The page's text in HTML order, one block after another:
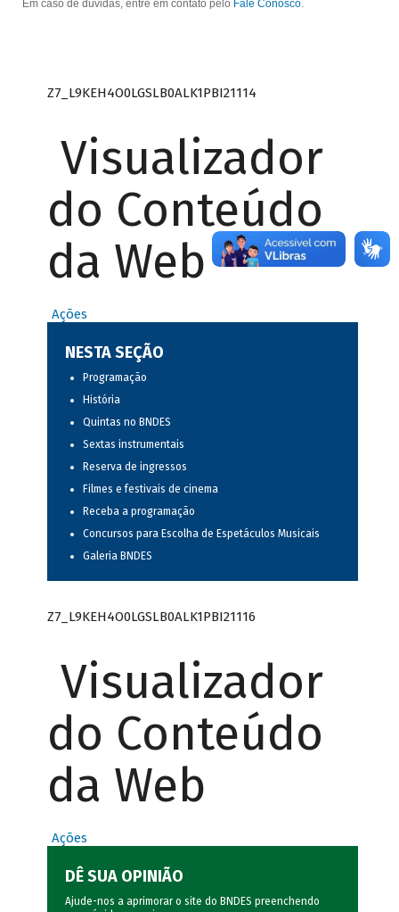
Em caso de dúvidas, entre em contato pelo Fale Conosco.
Z7_L9KEH4O0LGSLB0ALK1PBI21114
Visualizador
do Conteúdo
da Web
Ações
NESTA SEÇÃO
Programação
História
Quintas no BNDES
Sextas instrumentais
Reserva de ingressos
Filmes e festivais de cinema
Receba a programação
Concursos para Escolha de Espetáculos Musicais
Galeria BNDES
Z7_L9KEH4O0LGSLB0ALK1PBI21116
Visualizador
do Conteúdo
da Web
Ações
DÊ SUA OPINIÃO
Ajude-nos a aprimorar o site do BNDES preenchendo